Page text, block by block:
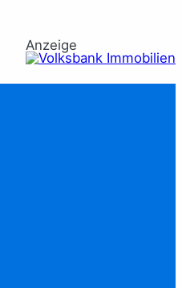
Anzeige